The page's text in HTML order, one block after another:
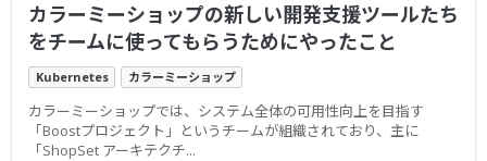
カラーミーショップの新しい開発支援ツールたち
をチームに使ってもらうためにやったこと
Kubernetes カラーミーショップ
カラーミーショップでは、システム全体の可用性向上を目指す
「Boostプロジェクト」というチームが組織されており、主に
「ShopSet アーキテクチ...